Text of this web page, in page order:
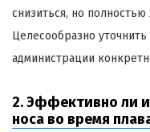
снизиться, но
Целесообразно
администрации
2. Эффективно ли
носа во время